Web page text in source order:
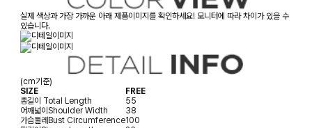
실제 색상과 가장 가까운 아래 제품이미지를 확인하세요! 모니터에 따라 차이가 있을 수
있습니다.
(cm기준)
SIZE
FREE
총길이 Total Length
55
어깨넓이 Shoulder Width
38
가슴둘레 Bust Circumference100